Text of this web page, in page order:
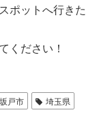
ポットへ行きた
ください！
坂戸市
埼玉県